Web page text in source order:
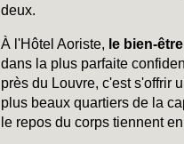
deux.
À l'Hôtel Aoriste, le bien-
dans la plus parfaite
près du Louvre, c'est s'offrir
plus beaux quartiers de la
le repos du corps tiennent